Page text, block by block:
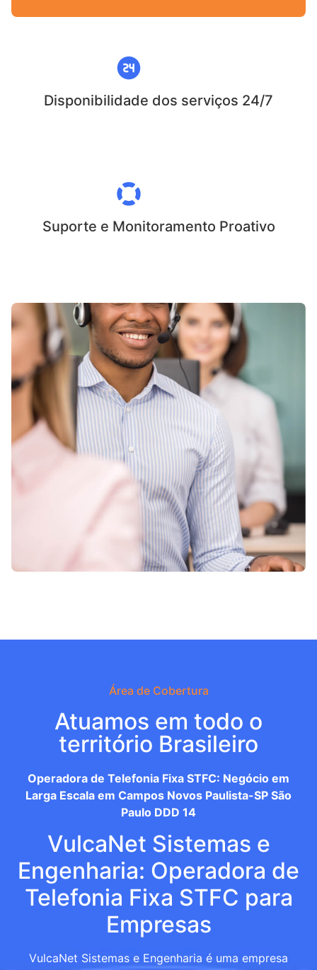
Disponibilidade dos serviços 24/7
Suporte e Monitoramento Proativo
Área de Cobertura
Atuamos em todo o
território Brasileiro
Operadora de Telefonia Fixa STFC: Negócio em
Larga Escala em Campos Novos Paulista-SP São
Paulo DDD 14
VulcaNet Sistemas e
Engenharia: Operadora de
Telefonia Fixa STFC para
Empresas
VulcaNet Sistemas e Engenharia é uma empresa